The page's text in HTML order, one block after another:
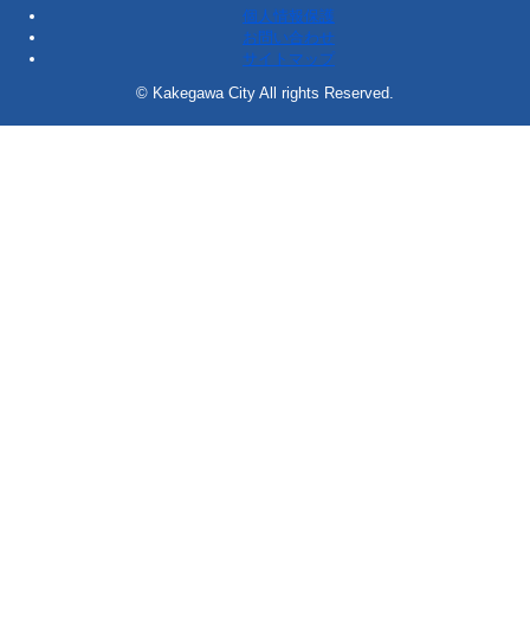
個人情報保護
お問い合わせ
サイトマップ
© Kakegawa City All rights Reserved.